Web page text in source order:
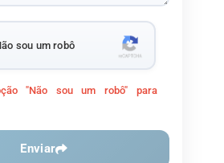
sou um robô
"Não sou um robô" para
Enviar